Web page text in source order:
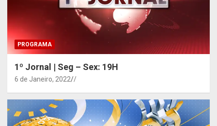
PROGRAMA
1º Jornal | Seg – Sex: 19H
6 de Janeiro, 2022 /